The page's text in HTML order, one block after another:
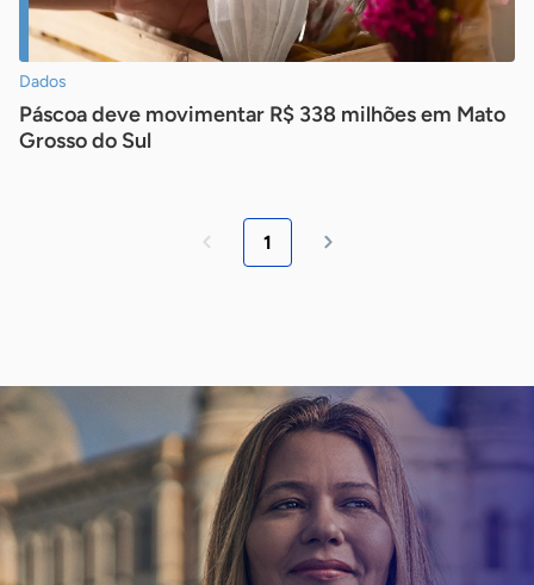
Dados
Páscoa deve movimentar R$ 338 milhões em Mato
Grosso do Sul
1